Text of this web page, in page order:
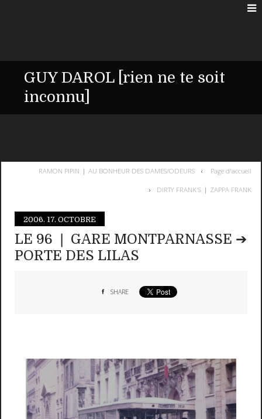
GUY DAROL [rien ne te soit
inconnu]
RAMON PIPIN ❘ AU BONHEUR DES DAMES/ODEURS Page d'accueil
DIRTY FRANK'S ❘ ZAPPA FRANK
2006. 17. OCTOBRE
LE 96 ❘ GARE MONTPARNASSE ➔
PORTE DES LILAS
SHARE